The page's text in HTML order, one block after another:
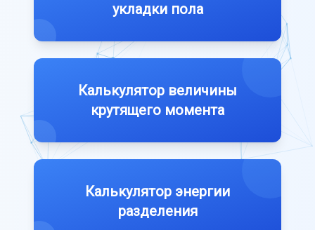
укладки пола
Калькулятор величины
крутящего момента
Калькулятор энергии
разделения